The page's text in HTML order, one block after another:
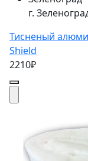
г.
Тисненый
Shield
2210₽